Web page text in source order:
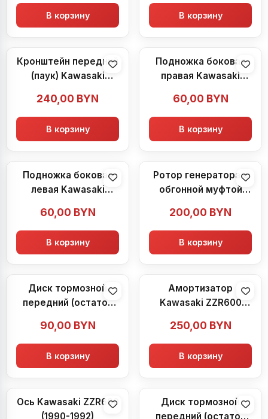
В корзину В корзину
Кронштейн передний
(паук) Kawasaki
240,00 BYN
В корзину
Подножка боковая
правая Kawasaki
60,00 BYN
В корзину
Подножка боковая
левая Kawasaki
60,00 BYN
В корзину
Ротор генератора с
обгонной муфтой
(1990-1992)
200,00 BYN
В корзину
Диск тормозной
передний (остаток
ZZR600 (1990-1992)
90,00 BYN
В корзину
Амортизатор
Kawasaki ZZR600
250,00 BYN
В корзину
Ось Kawasaki ZZR600
(1990-1992)
Диск тормозной
передний (остаток